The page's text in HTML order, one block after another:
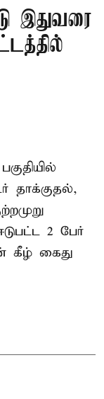
இதுவரை
2 பேர்
கீழ் கைது